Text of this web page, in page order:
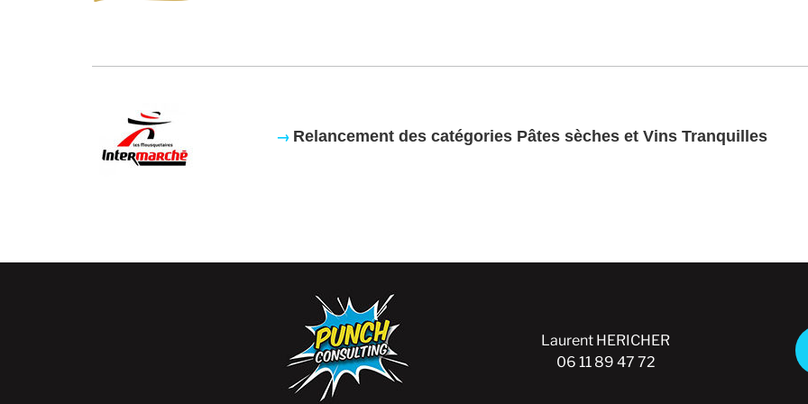
→ Relancement des catégories Pâtes sèches et Vins Tranquilles
Laurent HERICHER
06 11 89 47 72